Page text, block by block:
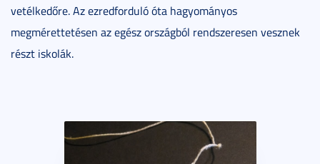
vetélkedőre. Az ezredforduló óta hagyományos
megmérettetésen az egész országból rendszeresen vesznek
részt iskolák.